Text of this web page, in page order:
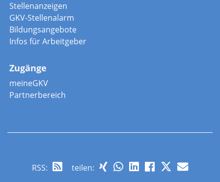
Stellenanzeigen
GKV-Stellenalarm
Bildungsangebote
Infos für Arbeitgeber
Zugänge
meineGKV
Partnerbereich
RSS: teilen: